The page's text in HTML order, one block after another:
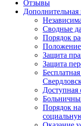
Отзывы
Сводные
Порядок
Положение
Защита
Защита
Доступная
Порядок